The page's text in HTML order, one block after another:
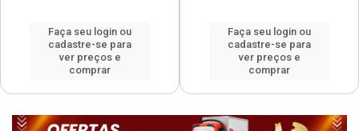
Faça seu login ou
cadastre-se para
ver preços e
comprar
Faça seu login ou
cadastre-se para
ver preços e
comprar